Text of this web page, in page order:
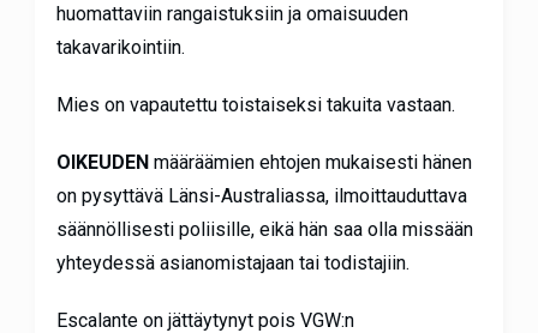
huomattaviin rangaistuksiin ja omaisuuden
takavarikointiin.
Mies on vapautettu toistaiseksi takuita vastaan.
OIKEUDENmääräämien ehtojen mukaisesti hänen
on pysyttävä Länsi-Australiassa, ilmoittauduttava
säännöllisesti poliisille, eikä hän saa olla missään
yhteydessä asianomistajaan tai todistajiin.
Escalante on jättäytynyt pois VGW:n